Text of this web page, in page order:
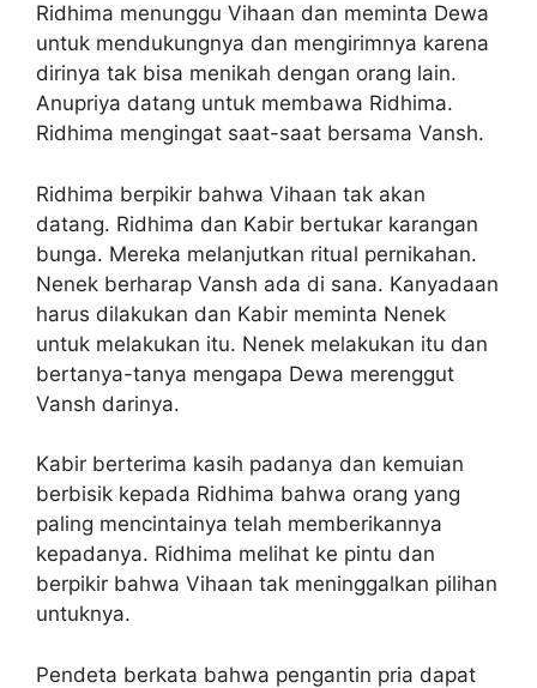
Ridhima menunggu Vihaan dan meminta Dewa
untuk mendukungnya dan mengirimnya karena
dirinya tak bisa menikah dengan orang lain.
Anupriya datang untuk membawa Ridhima.
Ridhima mengingat saat-saat bersama Vansh.
Ridhima berpikir bahwa Vihaan tak akan
datang. Ridhima dan Kabir bertukar karangan
bunga. Mereka melanjutkan ritual pernikahan.
Nenek berharap Vansh ada di sana. Kanyadaan
harus dilakukan dan Kabir meminta Nenek
untuk melakukan itu. Nenek melakukan itu dan
bertanya-tanya mengapa Dewa merenggut
Vansh darinya.
Kabir berterima kasih padanya dan kemuian
berbisik kepada Ridhima bahwa orang yang
paling mencintainya telah memberikannya
kepadanya. Ridhima melihat ke pintu dan
berpikir bahwa Vihaan tak meninggalkan pilihan
untuknya.
Pendeta berkata bahwa pengantin pria dapat